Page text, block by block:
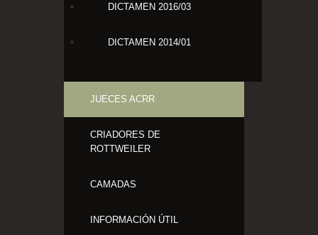
DICTAMEN 2016/03
DICTAMEN 2014/01
JUECES ACRR
CRIADORES DE
ROTTWEILER
CAMADAS
INFORMACIÓN ÚTIL